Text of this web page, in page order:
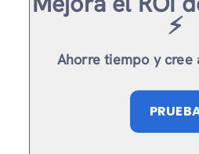
⚡️
Ahorre tiempo y cree